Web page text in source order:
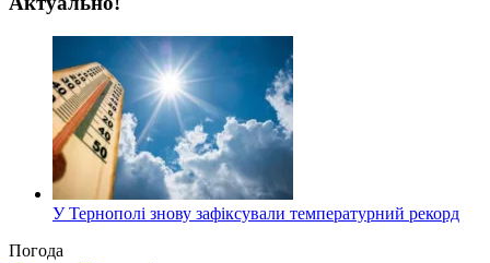
У Тернополі знову зафіксували температурний рекорд
Погода